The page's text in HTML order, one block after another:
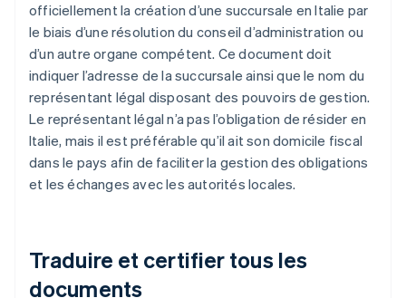
officiellement la création d’une succursale en Italie par
le biais d’une résolution du conseil d’administration ou
d’un autre organe compétent. Ce document doit
indiquer l’adresse de la succursale ainsi que le nom du
représentant légal disposant des pouvoirs de gestion.
Le représentant légal n’a pas l’obligation de résider en
Italie, mais il est préférable qu’il ait son domicile fiscal
dans le pays afin de faciliter la gestion des obligations
et les échanges avec les autorités locales.
Traduire et certifier tous les
documents